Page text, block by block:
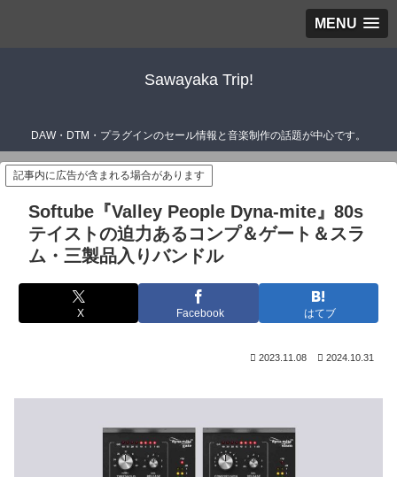
MENU
Sawayaka Trip!
DAW・DTM・プラグインのセール情報と音楽制作の話題が中心です。
記事内に広告が含まれる場合があります
Softube『Valley People Dyna-mite』80s
テイストの迫力あるコンプ＆ゲート＆スラ
ム・三製品入りバンドル
X Facebook はてブ
2023.11.08 2024.10.31